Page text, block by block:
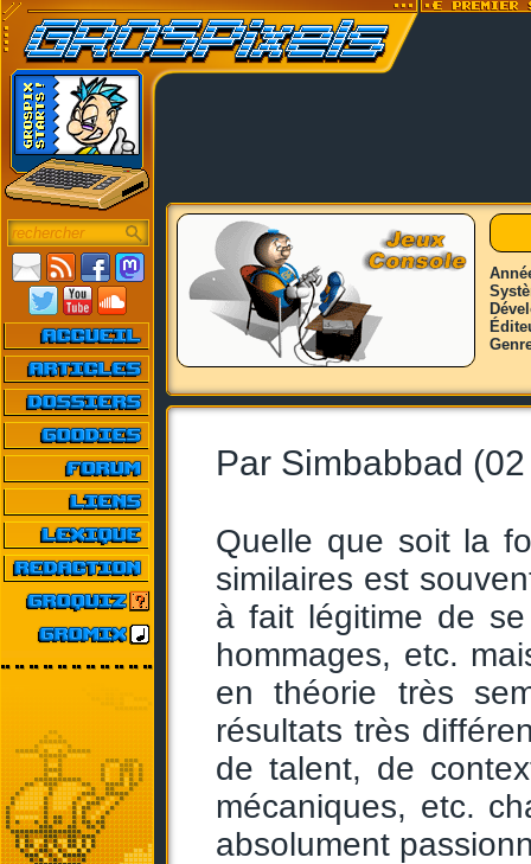
Par Simbabbad
Quelle que soit la
similaires est
à fait légitime de
hommages, etc.
en théorie très
résultats très
de talent, de
mécaniques, etc.
absolument